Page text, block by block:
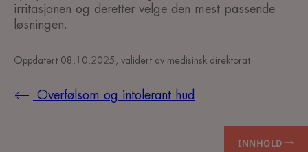
irritasjonen og deretter velge den mest passende
løsningen.
Oppdatert 08.10.2025 , validert av medisinsk direktorat
Overfølsom og intolerant hud
INNHOLD